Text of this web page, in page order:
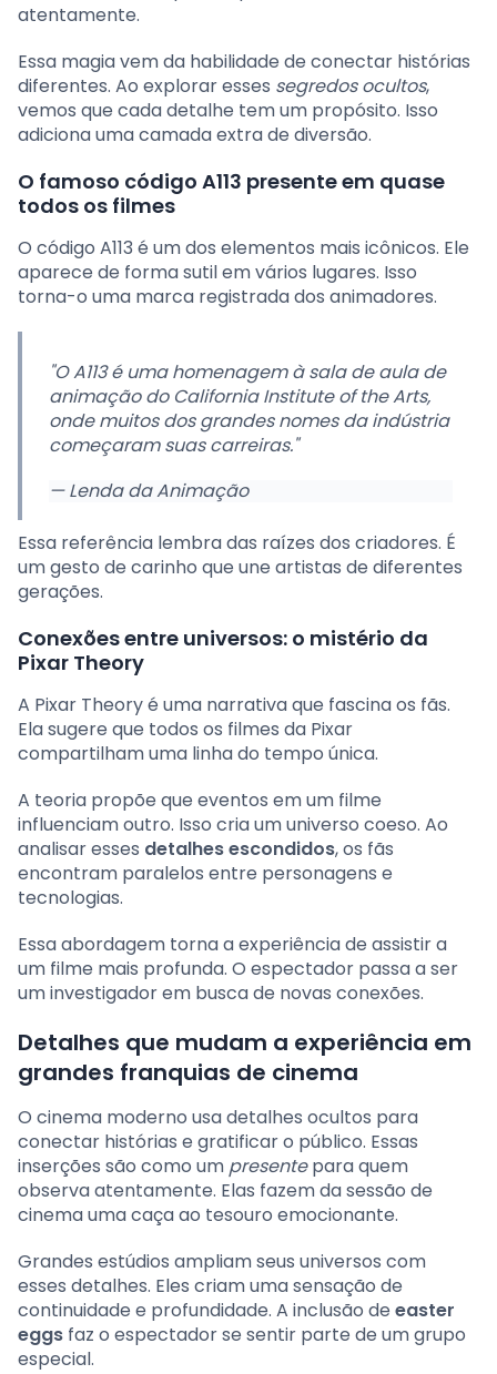
atentamente.
Essa magia vem da habilidade de conectar histórias
diferentes. Ao explorar esses segredos ocultos,
vemos que cada detalhe tem um propósito. Isso
adiciona uma camada extra de diversão.
O famoso código A113 presente em quase
todos os filmes
O código A113 é um dos elementos mais icônicos. Ele
aparece de forma sutil em vários lugares. Isso
torna-o uma marca registrada dos animadores.
"O A113 é uma homenagem à sala de aula de
animação do California Institute of the Arts,
onde muitos dos grandes nomes da indústria
começaram suas carreiras."
— Lenda da Animação
Essa referência lembra das raízes dos criadores. É
um gesto de carinho que une artistas de diferentes
gerações.
Conexões entre universos: o mistério da
Pixar Theory
A Pixar Theory é uma narrativa que fascina os fãs.
Ela sugere que todos os filmes da Pixar
compartilham uma linha do tempo única.
A teoria propõe que eventos em um filme
influenciam outro. Isso cria um universo coeso. Ao
analisar esses detalhes escondidos, os fãs
encontram paralelos entre personagens e
tecnologias.
Essa abordagem torna a experiência de assistir a
um filme mais profunda. O espectador passa a ser
um investigador em busca de novas conexões.
Detalhes que mudam a experiência em
grandes franquias de cinema
O cinema moderno usa detalhes ocultos para
conectar histórias e gratificar o público. Essas
inserções são como um presentepara quem
observa atentamente. Elas fazem da sessão de
cinema uma caça ao tesouro emocionante.
Grandes estúdios ampliam seus universos com
esses detalhes. Eles criam uma sensação de
continuidade e profundidade. A inclusão de easter
eggs faz o espectador se sentir parte de um grupo
especial.